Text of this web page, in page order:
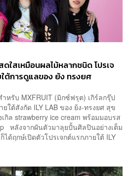
ใสเหมือนผลไม้หลากชนิด โปรเจ
ต้การดูแลของ ย้ง ทรงยศ
หรับ MXFRUIT (มิกซ์ฟรุต) เกิร์ลกรุ๊ป
ยใต้สังกัด ILY LAB ของ ย้ง-ทรงยศ สุข
กิล strawberry ice cream พร้อมมอบรส
หลังจากผันตัวมาลุยปั้นศิลปินอย่างเต็ม
ด้ฤกษ์เปิดตัวโปรเจกต์แรกภายใต้ ILY